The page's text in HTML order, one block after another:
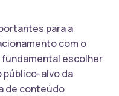
para a
com o
fundamental escolher
público-alvo da
de conteúdo